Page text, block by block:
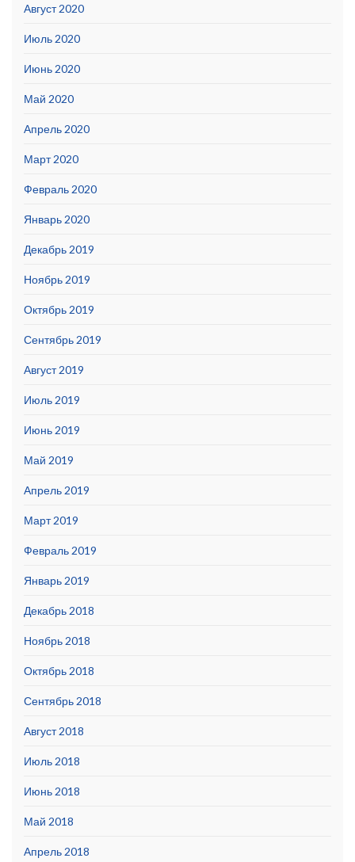
Август 2020
Июль 2020
Июнь 2020
Май 2020
Апрель 2020
Март 2020
Февраль 2020
Январь 2020
Декабрь 2019
Ноябрь 2019
Октябрь 2019
Сентябрь 2019
Август 2019
Июль 2019
Июнь 2019
Май 2019
Апрель 2019
Март 2019
Февраль 2019
Январь 2019
Декабрь 2018
Ноябрь 2018
Октябрь 2018
Сентябрь 2018
Август 2018
Июль 2018
Июнь 2018
Май 2018
Апрель 2018